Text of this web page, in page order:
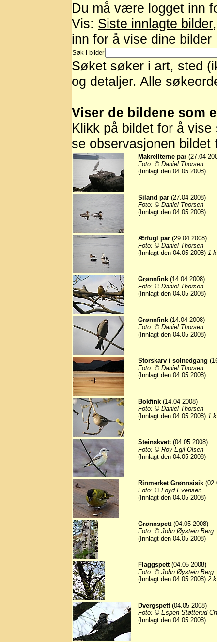
Du må være logget inn
Vis: Siste innlagte bilder
inn for å vise dine bilder
Søk i bilder
Søket søker i art, sted
og detaljer. Alle
Viser de bildene som
Klikk på bildet for å
se observasjonen bildet
Makrellterne par (27.04
Foto: © Daniel Thorsen
(Innlagt den 04.05 2008)
Siland par (27.04 2008)
Foto: © Daniel Thorsen
(Innlagt den 04.05 2008)
Ærfugl par (29.04 2008)
Foto: © Daniel Thorsen
(Innlagt den 04.05 2008) 1
Grønnfink (14.04 2008)
Foto: © Daniel Thorsen
(Innlagt den 04.05 2008)
Grønnfink (14.04 2008)
Foto: © Daniel Thorsen
(Innlagt den 04.05 2008)
Storskarv i solnedgang
Foto: © Daniel Thorsen
(Innlagt den 04.05 2008)
Bokfink (14.04 2008)
Foto: © Daniel Thorsen
(Innlagt den 04.05 2008) 1
Steinskvett(04.05 2008)
Foto: © Roy Egil Olsen
(Innlagt den 04.05 2008)
Rinmerket Grønnsisik
Foto: © Loyd Evensen
(Innlagt den 04.05 2008)
Grønnspett(04.05 2008)
Foto: © John Øystein Berg
(Innlagt den 04.05 2008)
Flaggspett(04.05 2008)
Foto: © John Øystein Berg
(Innlagt den 04.05 2008) 2
Dvergspett(04.05 2008)
Foto: © Espen Støtterud
(Innlagt den 04.05 2008)